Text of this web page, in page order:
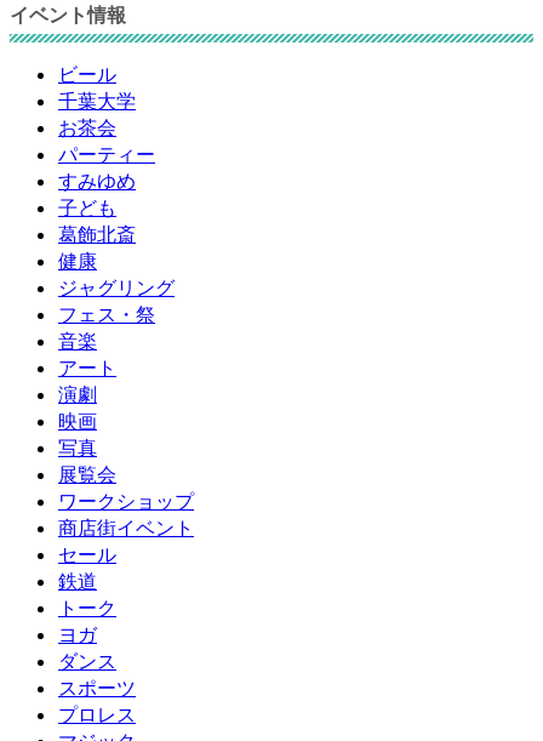
イベント情報
ビール
千葉大学
お茶会
パーティー
すみゆめ
子ども
葛飾北斎
健康
ジャグリング
フェス・祭
音楽
アート
演劇
映画
写真
展覧会
ワークショップ
商店街イベント
セール
鉄道
トーク
ヨガ
ダンス
スポーツ
プロレス